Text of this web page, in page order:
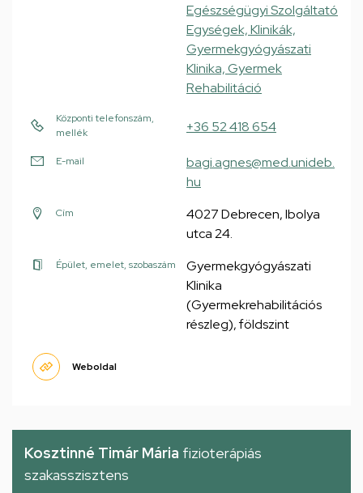
Egészségügyi Szolgáltató
Egységek, Klinikák,
Gyermekgyógyászati
Klinika, Gyermek
Rehabilitáció
Központi telefonszám,
mellék
+36 52 418 654
E-mail
bagi.agnes@med.unideb.
hu
Cím
4027 Debrecen, Ibolya
utca 24.
Épület, emelet, szobaszám
Gyermekgyógyászati
Klinika
(Gyermekrehabilitációs
részleg), földszint
Weboldal
Kosztinné Timár Mária fizioterápiás
szakasszisztens